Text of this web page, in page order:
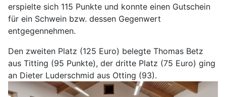
erspielte sich 115 Punkte und konnte einen Gutschein
für ein Schwein bzw. dessen Gegenwert
entgegennehmen.
Den zweiten Platz (125 Euro) belegte Thomas Betz
aus Titting (95 Punkte), der dritte Platz (75 Euro) ging
an Dieter Luderschmid aus Otting (93).